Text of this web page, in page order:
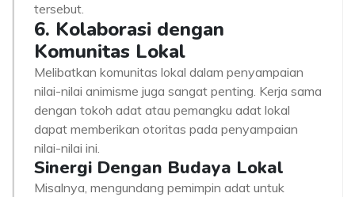
tersebut.
6. Kolaborasi dengan
Komunitas Lokal
Melibatkan komunitas lokal dalam penyampaian
nilai-nilai animisme juga sangat penting. Kerja sama
dengan tokoh adat atau pemangku adat lokal
dapat memberikan otoritas pada penyampaian
nilai-nilai ini.
Sinergi Dengan Budaya Lokal
Misalnya, mengundang pemimpin adat untuk